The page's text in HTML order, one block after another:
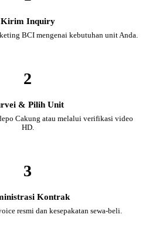
Kirim Inquiry
BCI mengenai kebutuhan unit Anda.
2
& Pilih Unit
Cakung atau melalui verifikasi video
HD.
3
Kontrak
resmi dan kesepakatan sewa-beli.